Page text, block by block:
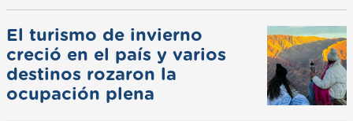
El turismo de invierno
creció en el país y varios
destinos rozaron la
ocupación plena